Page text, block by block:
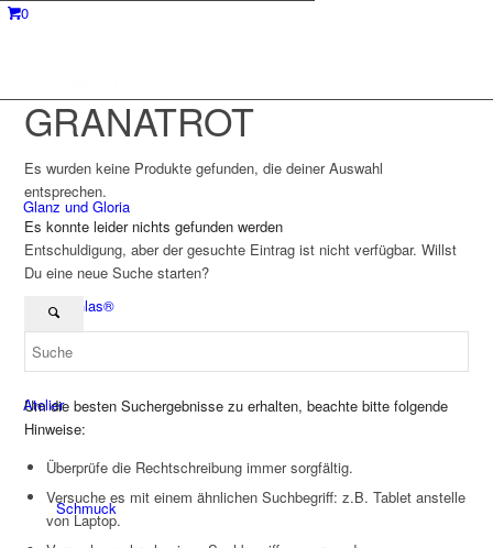
0
Glanz und Gloria
Perfect Glas®
Atelier
Schmuck
GRANATROT
Es wurden keine Produkte gefunden, die deiner Auswahl
entsprechen.
Es konnte leider nichts gefunden werden
Entschuldigung, aber der gesuchte Eintrag ist nicht verfügbar. Willst
Du eine neue Suche starten?
Um die besten Suchergebnisse zu erhalten, beachte bitte folgende
Hinweise:
Überprüfe die Rechtschreibung immer sorgfältig.
Versuche es mit einem ähnlichen Suchbegriff: z.B. Tablet anstelle
von Laptop.